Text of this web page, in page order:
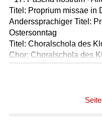
Titel: Proprium missae in
Anderssprachiger Titel:
Ostersonntag
Titel: Choralschola des
Chor: Choralschola des
Leitung: Roman Bannwart